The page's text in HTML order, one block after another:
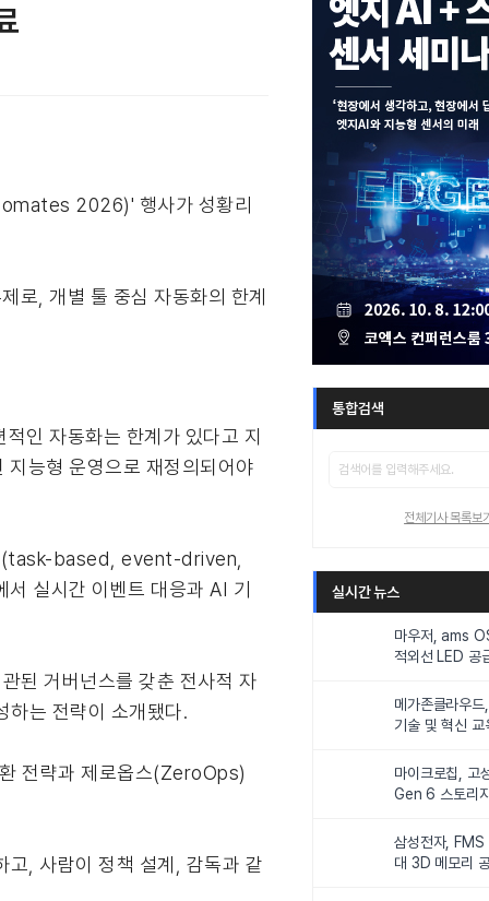
2026)' 행사가 성황리
로, 개별 툴 중심 자동화의 한계
인 자동화는 한계가 있다고 지
능형 운영으로 재정의되어야
(task-based, event-driven,
실시간 이벤트 대응과 AI 기
된 거버넌스를 갖춘 전사적 자
하는 전략이 소개됐다.
전략과 제로옵스(ZeroOps)
고, 사람이 정책 설계, 감독과 같
통합검색
전체기사 목록보
실시간 뉴스
마우저, ams
적외선 LED 공
메가존클라우드
기술 및 혁신
마이크로칩, 고
Gen 6 스토리
삼성전자,
대 3D 메모리